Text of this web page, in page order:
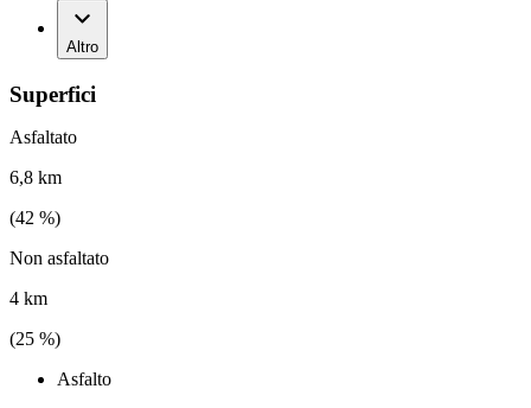
Altro
Superfici
Asfaltato
6,8 km
(42 %)
Non asfaltato
4 km
(25 %)
Asfalto